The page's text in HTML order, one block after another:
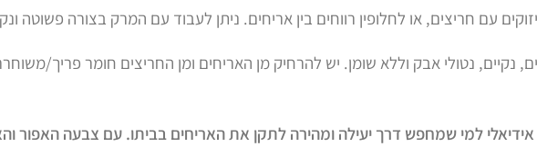
עם חריצים, או לחלופין רווחים בין אריחים. ניתן לעבוד עם המרק בצורה
נקיים, נטולי אבק וללא שומן. יש להרחיק מן האריחים ומן החריצים חומר פריך/
אידיאלי למי שמחפש דרך יעילה ומהירה לתקן את האריחים בביתו. עם צבעה האפור